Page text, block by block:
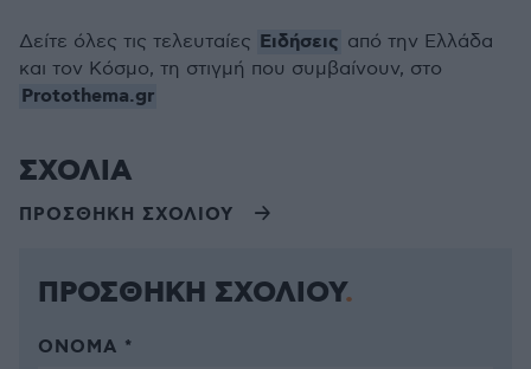
Δείτε όλες τις τελευταίες Ειδήσεις από την Ελλάδα
και τον Κόσμο, τη στιγμή που συμβαίνουν, στο
Protothema.gr
ΣΧΟΛΙΑ
ΠΡΟΣΘΗΚΗ ΣΧΟΛΙΟΥ
ΠΡΟΣΘΗΚΗ ΣΧΟΛΙΟΥ
ΌΝΟΜΑ *